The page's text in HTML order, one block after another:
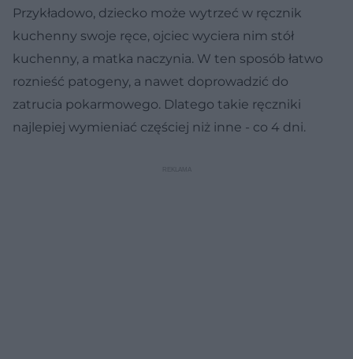
Przykładowo, dziecko może wytrzeć w ręcznik
kuchenny swoje ręce, ojciec wyciera nim stół
kuchenny, a matka naczynia. W ten sposób łatwo
roznieść patogeny, a nawet doprowadzić do
zatrucia pokarmowego. Dlatego takie ręczniki
najlepiej wymieniać częściej niż inne - co 4 dni.